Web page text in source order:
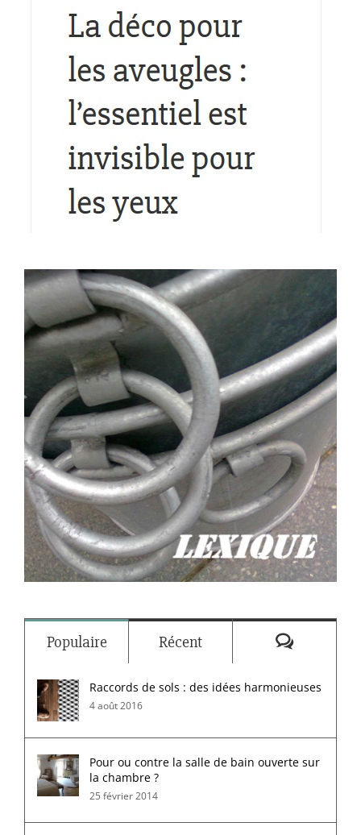
Populaire Récent
Raccords de sols : des idées harmonieuses
4 août 2016
Pour ou contre la salle de bain ouverte sur
la chambre ?
25 février 2014